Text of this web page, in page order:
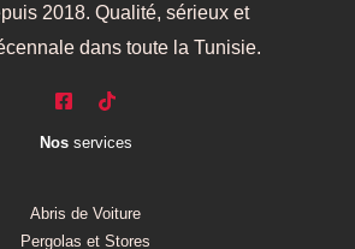
2018. Qualité, sérieux et
dans toute la Tunisie.
Nos services
Abris de Voiture
Pergolas et Stores